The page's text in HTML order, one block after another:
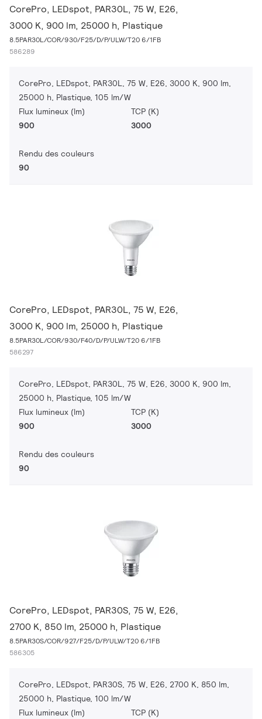
CorePro, LEDspot, PAR30L, 75 W, E26,
3000 K, 900 lm, 25000 h, Plastique
8.5PAR30L/COR/930/F25/D/P/ULW/T20 6/1FB
586289
CorePro, LEDspot, PAR30L, 75 W, E26, 3000 K, 900 lm,
25000 h, Plastique, 105 lm/W
Flux lumineux (lm)
900
TCP (K)
3000
Rendu des couleurs
90
CorePro, LEDspot, PAR30L, 75 W, E26,
3000 K, 900 lm, 25000 h, Plastique
8.5PAR30L/COR/930/F40/D/P/ULW/T20 6/1FB
586297
CorePro, LEDspot, PAR30L, 75 W, E26, 3000 K, 900 lm,
25000 h, Plastique, 105 lm/W
Flux lumineux (lm)
900
TCP (K)
3000
Rendu des couleurs
90
CorePro, LEDspot, PAR30S, 75 W, E26,
2700 K, 850 lm, 25000 h, Plastique
8.5PAR30S/COR/927/F25/D/P/ULW/T20 6/1FB
586305
CorePro, LEDspot, PAR30S, 75 W, E26, 2700 K, 850 lm,
25000 h, Plastique, 100 lm/W
Flux lumineux (lm)
TCP (K)